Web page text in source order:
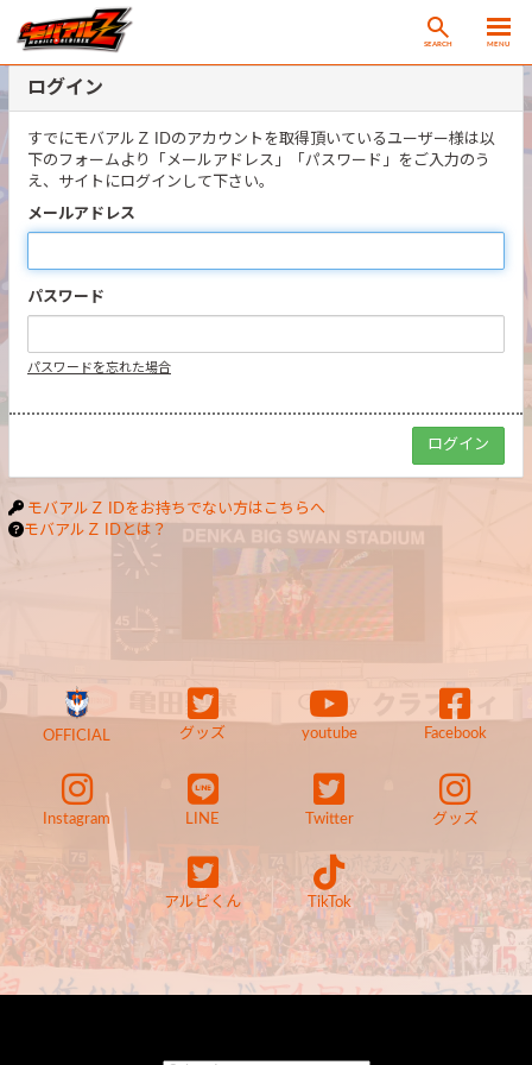
SEARCH MENU
ログイン
すでにモバアルＺ IDのアカウントを取得頂いているユーザー様は以
下のフォームより「メールアドレス」「パスワード」をご入力のう
え、サイトにログインして下さい。
メールアドレス
パスワード
パスワードを忘れた場合
モバアルＺ IDをお持ちでない方はこちらへ
モバアルＺ IDとは？
OFFICIAL グッズ youtube Facebook
Instagram LINE Twitter グッズ
アルビくん TikTok